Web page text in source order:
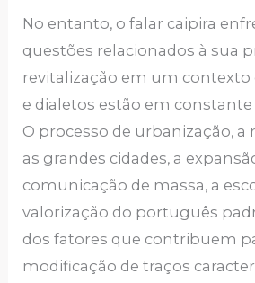
No entanto, o falar caipira
questões relacionados à sua
revitalização em um
e dialetos estão em
O processo de urbanização, a
as grandes cidades, a
comunicação de massa, a
valorização do português
dos fatores que contribuem
modificação de traços